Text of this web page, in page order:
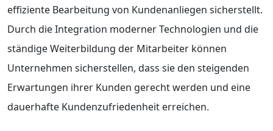
effiziente Bearbeitung von Kundenanliegen sicherstellt.
Durch die Integration moderner Technologien und die
ständige Weiterbildung der Mitarbeiter können
Unternehmen sicherstellen, dass sie den steigenden
Erwartungen ihrer Kunden gerecht werden und eine
dauerhafte Kundenzufriedenheit erreichen.